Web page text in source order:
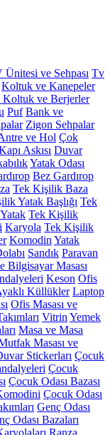
Ünitesi ve Sehpası Tv
Koltuk ve Kanepeler
Koltuk ve Berjerler
Puf Bank ve
Zigon Sehpalar
ve Hol Çok
Askısı Duvar
Yatak Odası
Bez Gardırop
Tek Kişilik Baza
Yatak Başlığı Tek
Tek Kişilik
Karyola Tek Kişilik
Komodin Yatak
Sandık Paravan
Bilgisayar Masası
Keson Ofis
Küllükler Laptop
Ofis Masası ve
Vitrin Yemek
Masa ve Masa
Masası ve
Stickerları Çocuk
Çocuk
Çocuk Odası Bazası
Çocuk Odası
Genç Odası
Odası Bazaları
Ranza